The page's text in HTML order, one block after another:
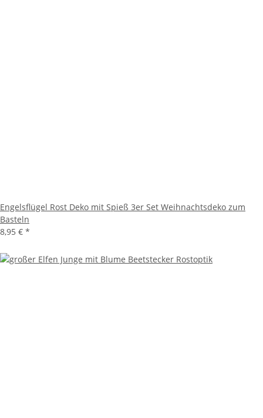
Engelsflügel Rost Deko mit Spieß 3er Set Weihnachtsdeko zum
Basteln
8,95 € *